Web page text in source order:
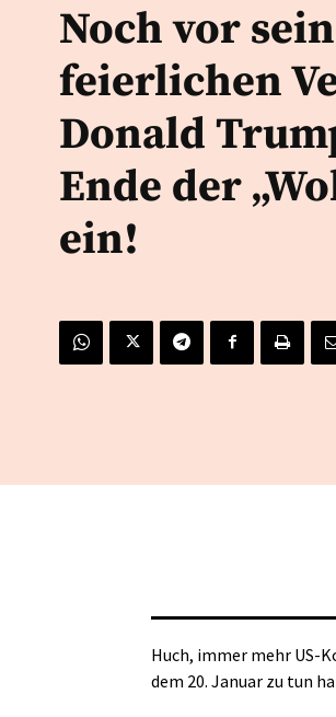
Noch vor
feierlichen
Donald
Ende der
ein!
Huch, immer mehr US-
dem 20. Januar zu tun